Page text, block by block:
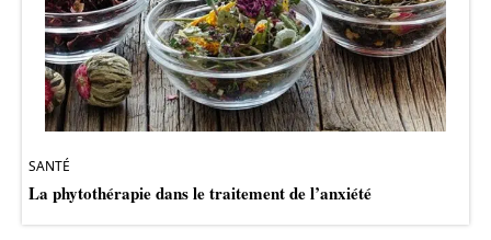
SANTÉ
La phytothérapie dans le traitement de l’anxiété